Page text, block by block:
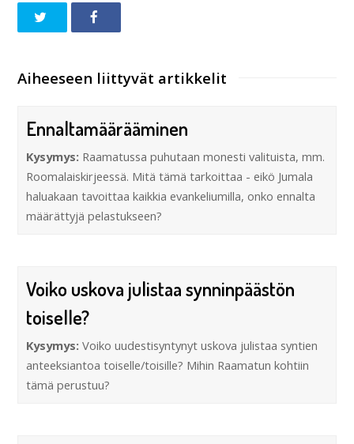
Aiheeseen liittyvät artikkelit
Ennaltamäärääminen
Kysymys: Raamatussa puhutaan monesti valituista, mm.
Roomalaiskirjeessä. Mitä tämä tarkoittaa - eikö Jumala
haluakaan tavoittaa kaikkia evankeliumilla, onko ennalta
määrättyjä pelastukseen?
Voiko uskova julistaa synninpäästön
toiselle?
Kysymys:Voiko uudestisyntynyt uskova julistaa syntien
anteeksiantoa toiselle/toisille? Mihin Raamatun kohtiin
tämä perustuu?